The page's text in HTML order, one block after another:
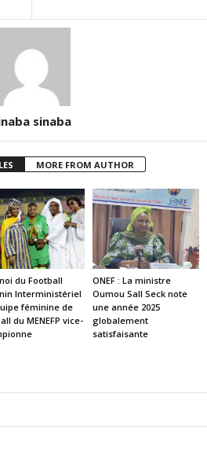
sinaba
MORE FROM AUTHOR
du Football
Interministériel
féminine de
du MENEFP vice-
ONEF : La ministre
Oumou Sall Seck note
une année 2025
globalement
satisfaisante